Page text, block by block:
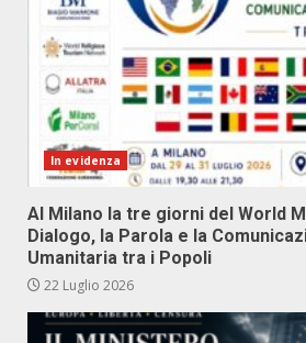
In evidenza
Al Milano la tre giorni del World
Dialogo, la Parola e la
Umanitaria tra i Popoli
22 Luglio 2026